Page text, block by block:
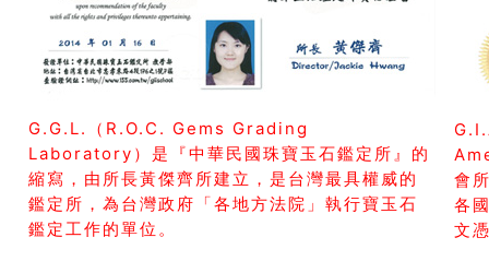
G.G.L.（R.O.C. Gems Grading
Laboratory）是『中華民國珠寶玉石鑑定所』的
縮寫，由所長黃傑齊所建立，是台灣最具權威的
鑑定所，為台灣政府「各地方法院」執行寶玉石
鑑定工作的單位。
會
各
文